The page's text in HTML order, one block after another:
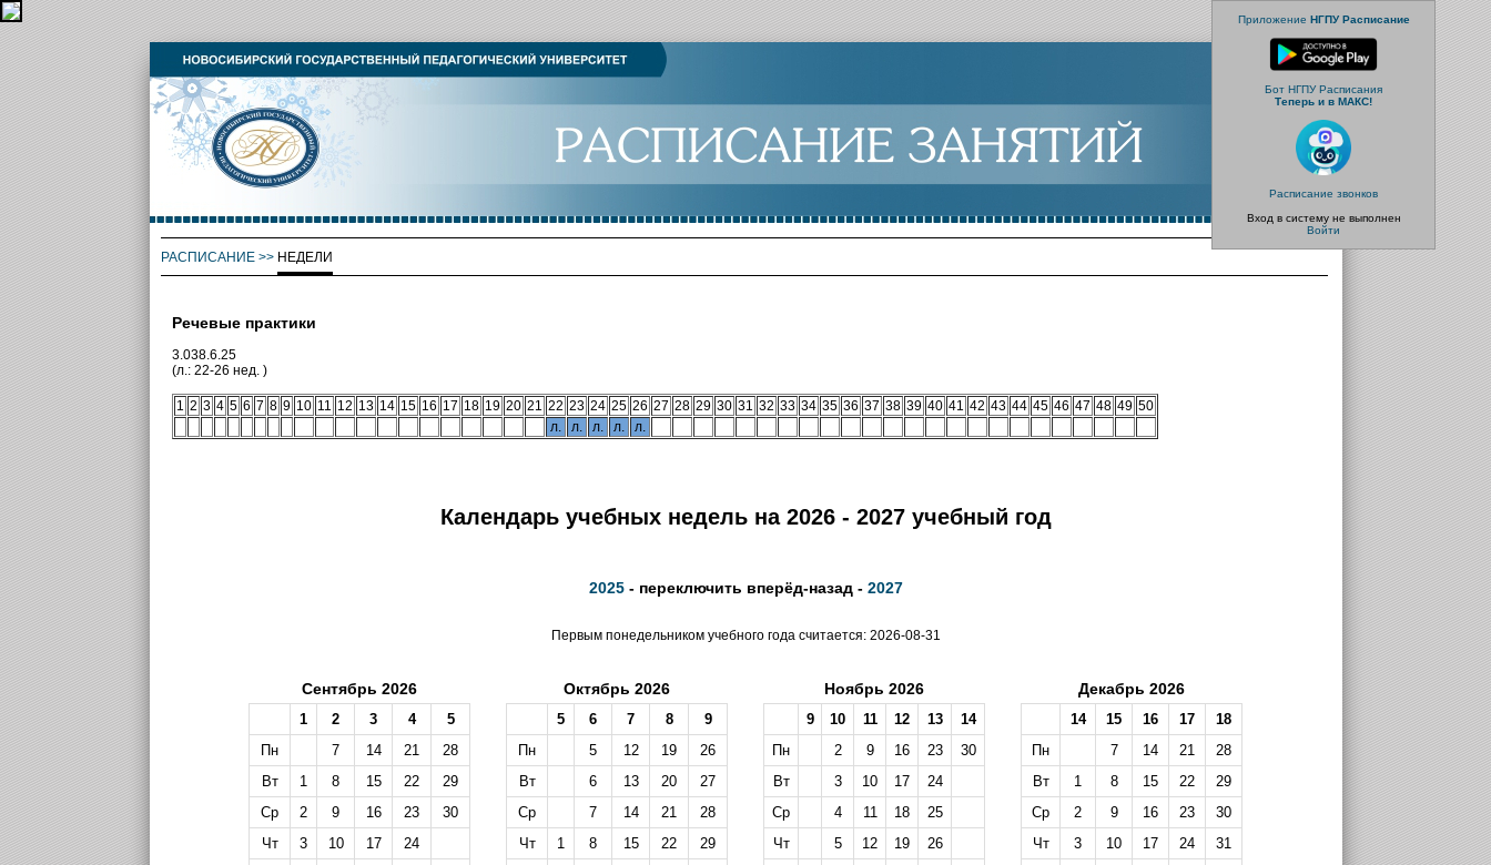
Приложение НГПУ Расписание
Бот НГПУ Расписания
Теперь и в МАКС!
Расписание звонков
Вход в систему не выполнен
Войти
РАСПИСАНИЕ>> НЕДЕЛИ
Речевые практики
3.038.6.25
(л.: 22-26 нед. )
1 2 3 4 5 6 7 8 9 10 11 12 13 14 15 16 17 18 19 20 21 22 23 24 25 26 27 28 29 30 31 32 33 34 35 36 37 38 39 40 41 42 43 44 45 46 47 48 49 50
л.
л. л. л. л.
Календарь учебных недель на 2026 - 2027 учебный год
2025- переключить вперёд-назад - 2027
Первым понедельником учебного года считается: 2026-08-31
Сентябрь 2026
1 2 3 4
5
Пн
7 14 21
28
Вт
1 8 15 22
29
Ср
2 9 16 23
30
Чт
3 10 17
24
Октябрь 2026
5 6 7 8
9
Пн
5 12 19
26
Вт
6 13 20
27
Ср
7 14 21
28
Чт
1 8 15 22
29
Ноябрь 2026
9 10 11 12 13
14
Пн
2 9 16 23
30
Вт
3 10 17
24
Ср
4 11 18
25
Чт
5 12 19
26
Декабрь 2026
14 15 16 17
18
Пн
7 14 21
28
Вт
1 8 15 22
29
Ср
2 9 16 23
30
Чт
3 10 17 24
31